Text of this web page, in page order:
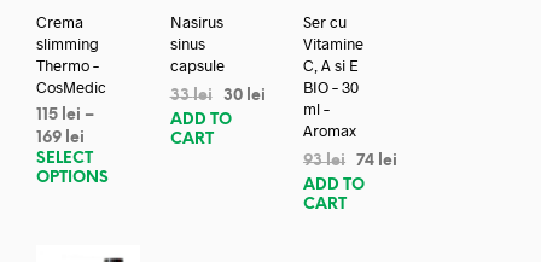
Crema
slimming
Thermo –
CosMedic
115 lei –
169 lei
SELECT
OPTIONS
Nasirus
sinus
capsule
33lei 30 lei
ADD TO
CART
Ser cu
Vitamine
C, A si E
BIO – 30
ml –
Aromax
93lei 74 lei
ADD TO
CART